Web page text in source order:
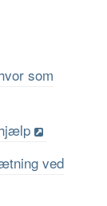
som
ved